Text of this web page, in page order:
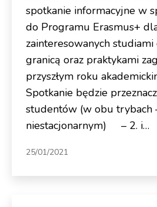
spotkanie informacyjne w
do Programu Erasmus+
zainteresowanych studiami
granicą oraz praktykami
przyszłym roku
Spotkanie będzie
studentów (w obu trybach
niestacjonarnym) – 2. i…
25/01/2021